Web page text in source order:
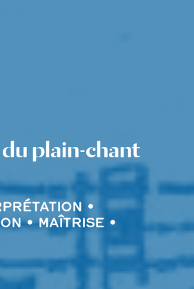
plain-chant
TATION •
• MAÎTRISE •